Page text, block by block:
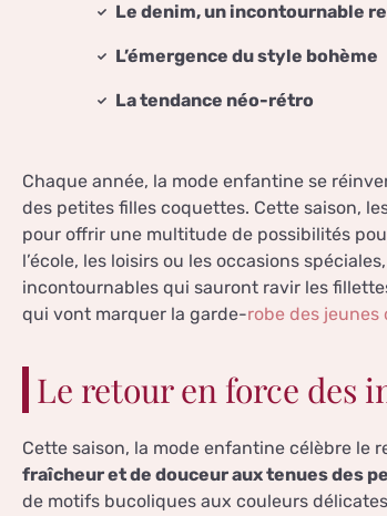
Le denim, un incontournable
L’émergence du style bohème
La tendance néo-rétro
Chaque année, la mode enfantine se
des petites filles coquettes. Cette saison,
pour offrir une multitude de possibilités
l’école, les loisirs ou les occasions
incontournables qui sauront ravir les
qui vont marquer la garde-robe des jeunes
Le retour en force des
Cette saison, la mode enfantine célèbre le
fraîcheur et de douceur aux tenues des
de motifs bucoliques aux couleurs